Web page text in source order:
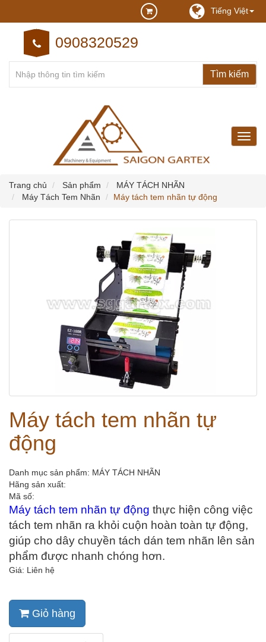
Tiếng Việt
0908320529
may
may
Trang chủ
Sản phẩm
MÁY TÁCH NHÃN
Máy Tách Tem Nhãn
Máy tách tem nhãn tự động
Máy tách tem nhãn tự
động
Danh mục sản phẩm: MÁY TÁCH NHÃN
Hãng sản xuất:
Mã số:
Máy tách tem nhãn tự động thực hiện công việc
tách tem nhãn ra khỏi cuộn hoàn toàn tự động,
giúp cho dây chuyền tách dán tem nhãn lên sản
phẩm được nhanh chóng hơn.
Giá: Liên hệ
Giỏ hàng